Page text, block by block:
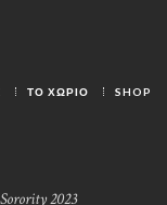
ΤΟ ΧΩΡΙΟ
SHOP
2023